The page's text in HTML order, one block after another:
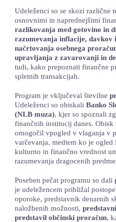
Udeleženci so se skozi različne
osnovnimi in naprednejšimi
razlikovanja med gotovino in
razumevanja inflacije, davkov
načrtovanja osebnega
upravljanja z zavarovanji in
tudi, kako prepoznati finančne
spletnih transakcijah.
Program je vključeval številne
Udeleženci so obiskali Banko
(NLB muza), kjer so spoznali
finančnih institucij danes. Obisk
omogočil vpogled v vlaganja v
varčevanja, medtem ko je ogled
kulturno in finančno vrednost
razumevanja dragocenih
Poseben pečat programu so dali
je udeležencem približal
oporoke, predstavnik denarnih
naložbenih možnosti,
predstavil občinski proračun,